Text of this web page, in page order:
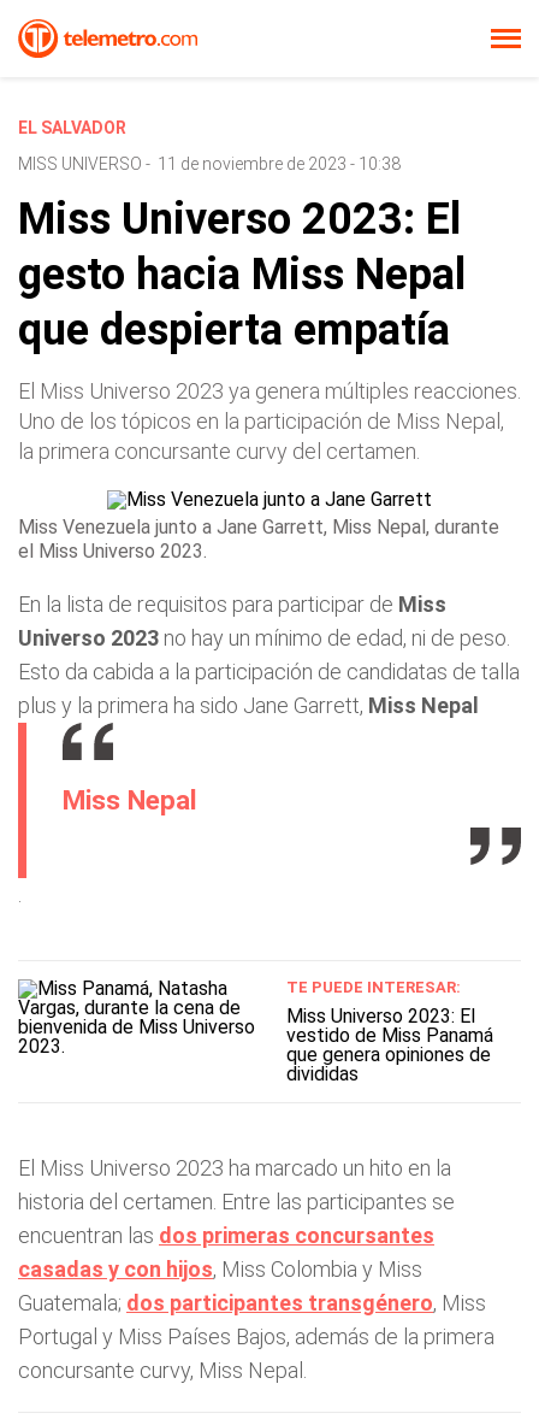
EL SALVADOR
MISS UNIVERSO - 11 de noviembre de 2023 - 10:38
Miss Universo 2023: El
gesto hacia Miss Nepal
que despierta empatía
El Miss Universo 2023 ya genera múltiples reacciones.
Uno de los tópicos en la participación de Miss Nepal,
la primera concursante curvy del certamen.
Miss Venezuela junto a Jane Garrett, Miss Nepal, durante
el Miss Universo 2023.
En la lista de requisitos para participar de Miss
Universo 2023 no hay un mínimo de edad, ni de peso.
Esto da cabida a la participación de candidatas de talla
plus y la primera ha sido Jane Garrett, Miss Nepal
Miss Nepal
TE PUEDE INTERESAR:
Miss Universo 2023: El
vestido de Miss Panamá
que genera opiniones de
divididas
El Miss Universo 2023 ha marcado un hito en la
historia del certamen. Entre las participantes se
encuentran las dos primeras concursantes
casadas y con hijos, Miss Colombia y Miss
Guatemala; dos participantes transgénero, Miss
Portugal y Miss Países Bajos, además de la primera
concursante curvy, Miss Nepal.